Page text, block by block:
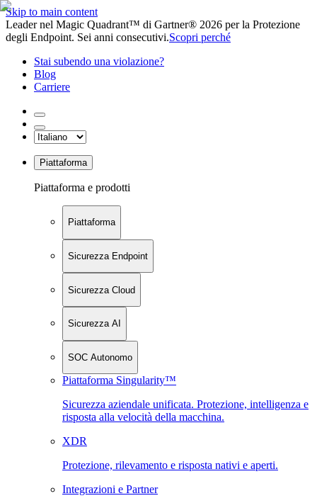
Skip to main content
Leader nel Magic Quadrant™ di Gartner® 2026 per la Protezione
degli Endpoint. Sei anni consecutivi.Scopri perché
Stai subendo una violazione?
Blog
Carriere
Piattaforma
Piattaforma e prodotti
Piattaforma
Sicurezza Endpoint
Sicurezza Cloud
Sicurezza AI
SOC Autonomo
Piattaforma Singularity™
Sicurezza aziendale unificata. Protezione, intelligenza e
risposta alla velocità della macchina.
XDR
Protezione, rilevamento e risposta nativi e aperti.
Integrazioni e Partner